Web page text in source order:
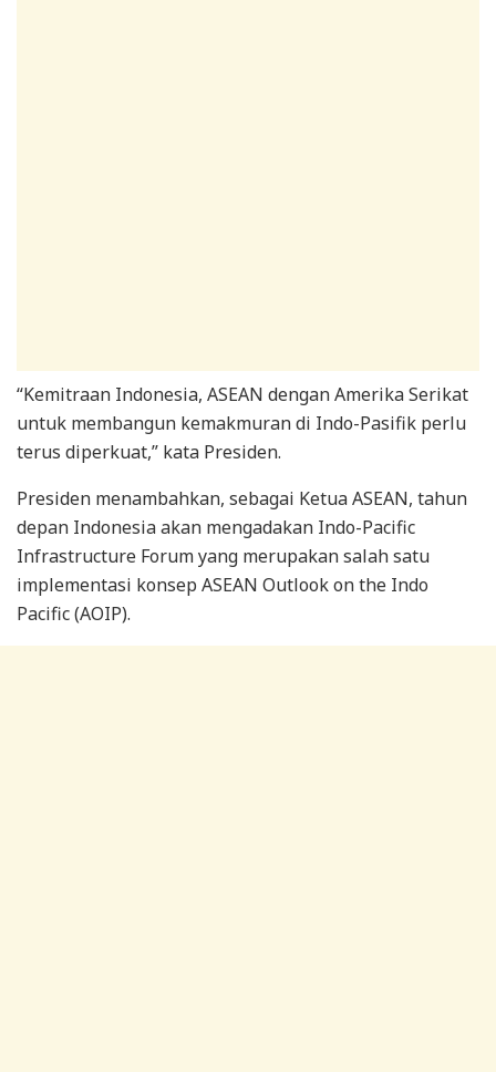
“Kemitraan Indonesia, ASEAN dengan Amerika Serikat
untuk membangun kemakmuran di Indo-Pasifik perlu
terus diperkuat,” kata Presiden.
Presiden menambahkan, sebagai Ketua ASEAN, tahun
depan Indonesia akan mengadakan Indo-Pacific
Infrastructure Forum yang merupakan salah satu
implementasi konsep ASEAN Outlook on the Indo
Pacific (AOIP).